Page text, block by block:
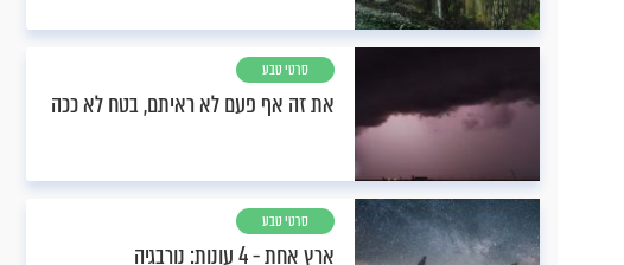
סרטי טבע
את זה אף פעם לא ראיתם, בטח לא ככה
סרטי טבע
ארץ אחת - 4 עונות: נורבגיה